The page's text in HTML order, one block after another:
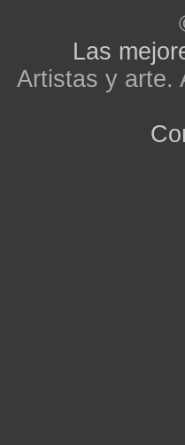
Las
Artistas y arte.